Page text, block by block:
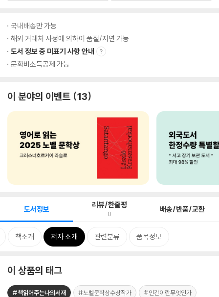
국내배송만 가능
해외 거래처 사정에 의하여 품절/지연 가능
도서 정보 중 미표기 사항 안내
문화비소득공제 가능
이 분야의 이벤트 13
도서정보 리뷰/한줄평
0 배송/반품/교환
책소개 저자 소개 관련분류 품목정보
이 상품의 태그
#책읽어주는나의서재 #노벨문학상수상작가 #인간이란무엇인가